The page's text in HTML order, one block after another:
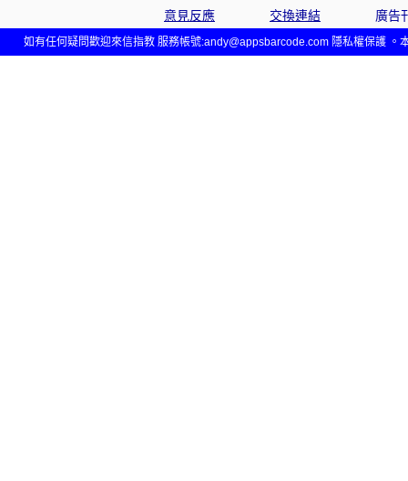
意見反應 交換連結 廣告
如有任何疑問歡迎來信指教 服務帳號:andy@appsbarcode.com隱私權保護 。